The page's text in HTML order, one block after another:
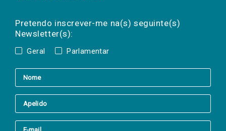
Pretendo inscrever-me na(s) seguinte(s)
Newsletter(s):
Geral Parlamentar
a(s) newsletter(s).
mail